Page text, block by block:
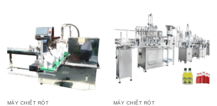
MÁY CHIẾT RÓT MÁY CHIẾT RÓT